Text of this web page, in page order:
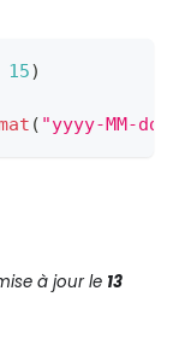
15)
( "yyyy-MM-dd"
à jourle 13